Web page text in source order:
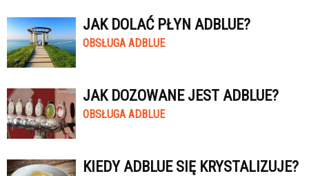
JAK DOLAĆ PŁYN ADBLUE?
OBSŁUGA ADBLUE
JAK DOZOWANE JEST ADBLUE?
OBSŁUGA ADBLUE
KIEDY ADBLUE SIĘ KRYSTALIZUJE?